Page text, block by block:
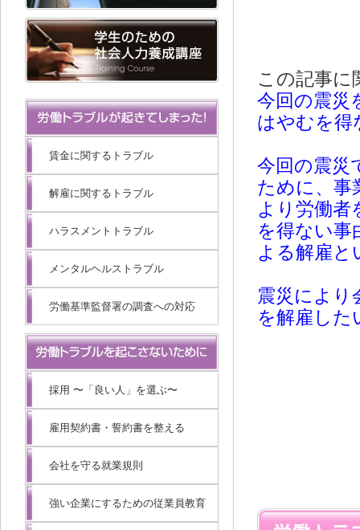
賃金に関するトラブル
解雇に関するトラブル
ハラスメントトラブル
メンタルヘルストラブル
労働基準監督署の調査への対応
採用 〜「良い人」を選ぶ〜
雇用契約書・誓約書を整える
会社を守る就業規則
強い企業にするための従業員教育
この記事に
今回の震災
はやむを得
今回の震災
ために、事
より労働者
を得ない事
よる解雇と
震災により
を解雇した